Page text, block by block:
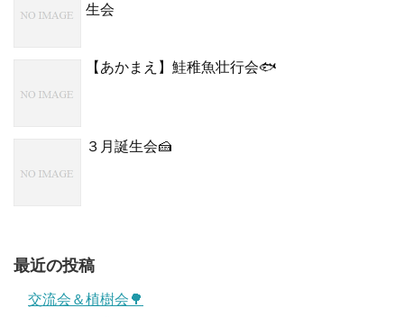
生会
【あかまえ】鮭稚魚壮行会🐟
３月誕生会🍰
最近の投稿
交流会＆植樹会🌳